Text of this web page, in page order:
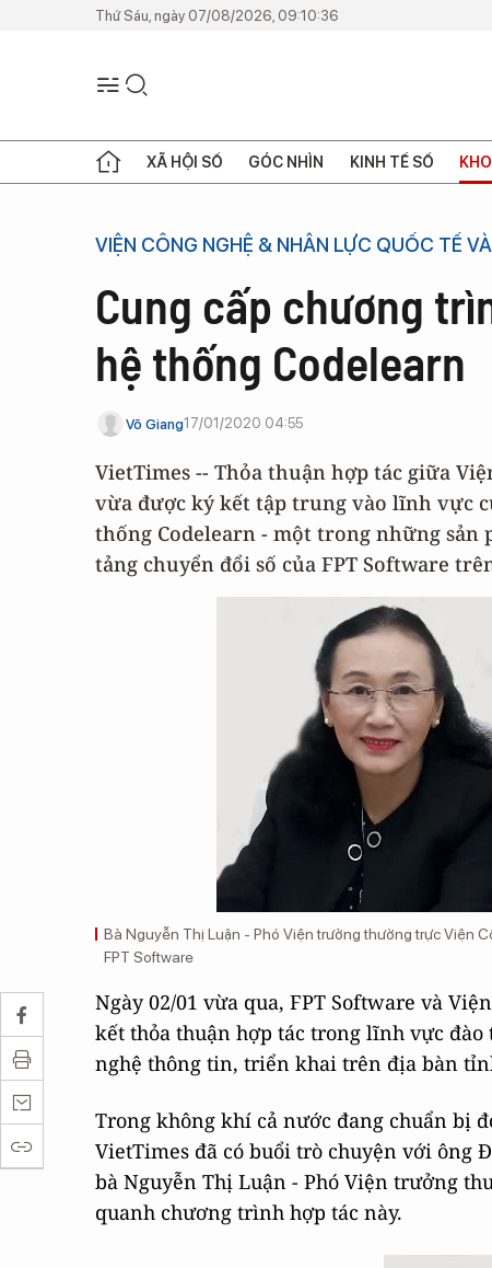
Thứ Sáu, ngày 07/08/2026, 09:10:36
XÃ HỘI SỐ GÓC NHÌN KINH TẾ SỐ
VIỆN CÔNG NGHỆ & NHÂN LỰC QUỐC TẾ
Cung cấp chương
hệ thống Codelearn
Võ Giang17/01/2020 04:55
VietTimes -- Thỏa thuận hợp tác giữa
vừa được ký kết tập trung vào lĩnh vực
thống Codelearn - một trong những sản
tảng chuyển đổi số của FPT Software
Bà Nguyễn Thị Luận - Phó Viện trưởng thường trực Viện
FPT Software
Ngày 02/01 vừa qua, FPT Software và
kết thỏa thuận hợp tác trong lĩnh vực
nghệ thông tin, triển khai trên địa bàn
Trong không khí cả nước đang chuẩn bị
VietTimes đã có buổi trò chuyện với ông
bà Nguyễn Thị Luận - Phó Viện trưởng
quanh chương trình hợp tác này.